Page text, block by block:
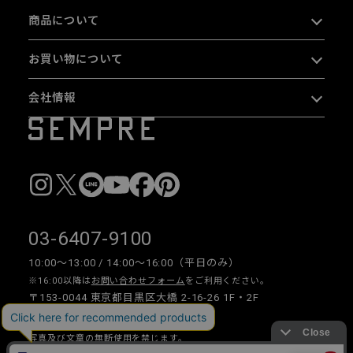
商品について
お買い物について
会社情報
03-6407-9100
10:00〜13:00 / 14:00〜16:00（平日のみ）
※16:00以降は お問い合わせフォーム をご利用ください。
〒153-0044 東京都目黒区大橋 2-16-26 1F・2F
写真及び文章の無断使用を禁じます。